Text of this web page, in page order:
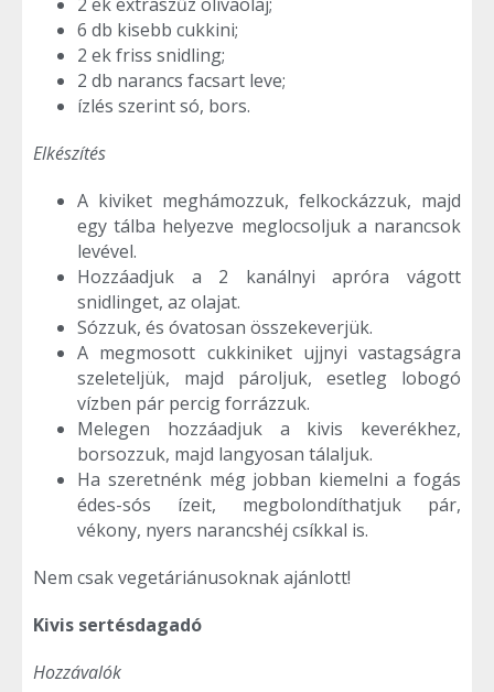
6 db kisebb cukkini;
2 ek friss snidling;
2 db narancs facsart leve;
ízlés szerint só, bors.
Elkészítés
A kiviket meghámozzuk, felkockázzuk, majd
egy tálba helyezve meglocsoljuk a narancsok
levével.
Hozzáadjuk a 2 kanálnyi apróra vágott
snidlinget, az olajat.
Sózzuk, és óvatosan összekeverjük.
A megmosott cukkiniket ujjnyi vastagságra
szeleteljük, majd pároljuk, esetleg lobogó
vízben pár percig forrázzuk.
Melegen hozzáadjuk a kivis keverékhez,
borsozzuk, majd langyosan tálaljuk.
Ha szeretnénk még jobban kiemelni a fogás
édes-sós ízeit, megbolondíthatjuk pár,
vékony, nyers narancshéj csíkkal is.
Nem csak vegetáriánusoknak ajánlott!
Kivis sertésdagadó
Hozzávalók